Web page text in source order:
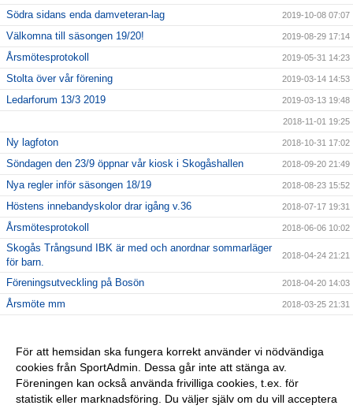
Södra sidans enda damveteran-lag 2019-10-08 07:07
Välkomna till säsongen 19/20! 2019-08-29 17:14
Årsmötesprotokoll 2019-05-31 14:23
Stolta över vår förening 2019-03-14 14:53
Ledarforum 13/3 2019 2019-03-13 19:48
2018-11-01 19:25
Ny lagfoton 2018-10-31 17:02
Söndagen den 23/9 öppnar vår kiosk i Skogåshallen 2018-09-20 21:49
Nya regler inför säsongen 18/19 2018-08-23 15:52
Höstens innebandyskolor drar igång v.36 2018-07-17 19:31
Årsmötesprotokoll 2018-06-06 10:02
Skogås Trångsund IBK är med och anordnar sommarläger
för barn.
2018-04-24 21:21
Föreningsutveckling på Bosön 2018-04-20 14:03
Årsmöte mm 2018-03-25 21:31
Julturneringen ersätts av STIBK-cupen 2018-02-01 21:34
2018-01-14 22:21
Föreningslicens 2017-10-19 17:16
För att hemsidan ska fungera korrekt använder vi nödvändiga
cookies från SportAdmin. Dessa går inte att stänga av.
Föreningen kan också använda frivilliga cookies, t.ex. för
statistik eller marknadsföring. Du väljer själv om du vill acceptera